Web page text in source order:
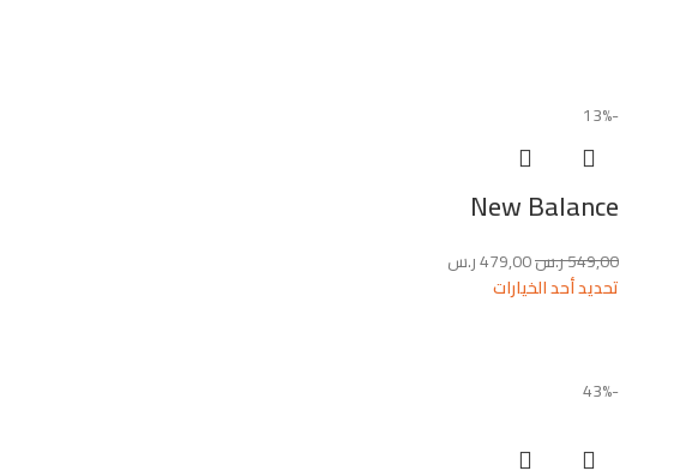
-13%
New Balance
549,00ر.س479,00ر.س
تحديد أحد الخيارات
-43%